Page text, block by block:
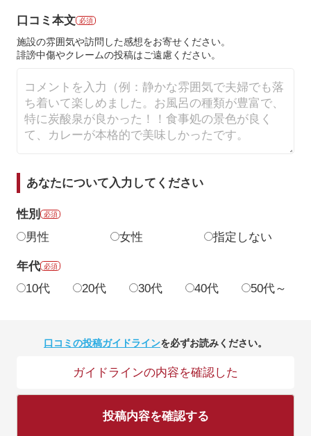
口コミ本文 必須
施設の雰囲気や訪問した感想をお寄せください。
誹謗中傷やクレームの投稿はご遠慮ください。
あなたについて入力してください
性別 必須
男性 女性 指定しない
年代 必須
10代 20代 30代 40代 50代～
口コミの投稿ガイドラインを必ずお読みください。
ガイドラインの内容を確認した
投稿内容を確認する